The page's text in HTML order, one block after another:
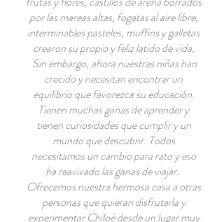
por las mareas altas, fogatas al aire libre,
interminables pasteles, muffins y galletas
crearon su propio y feliz latido de vida.
Sin embargo, ahora nuestras niñas han
crecido y necesitan encontrar un
equilibrio que favorezca su educación.
Tienen muchas ganas de aprender y
tienen curiosidades que cumplir y un
mundo que descubrir. Todos
necesitamos un cambio para rato y eso
ha reavivado las ganas de viajar.
Ofrecemos nuestra hermosa casa a otras
personas que quieran disfrutarla y
experimentar Chiloé desde un lugar muy